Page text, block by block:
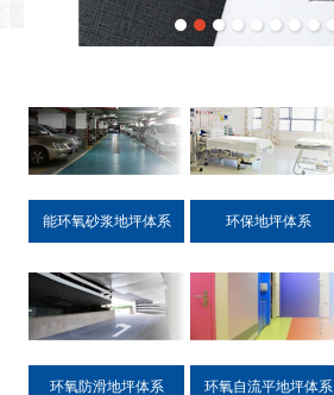
能环氧砂浆地坪体系 环保地坪体系
环氧防滑地坪体系 环氧自流平地坪体系